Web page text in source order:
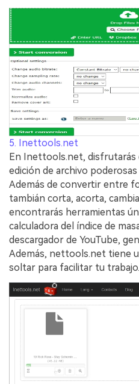
5. Inettools.net
En Inettools.net, disfrutarás
edición de archivo
Además de convertir entre
tambián corta, acorta,
encontrarás herramientas
calculadora del índice de
descargador de YouTube,
Además, nettools.net tiene
soltar para facilitar tu trabajo.